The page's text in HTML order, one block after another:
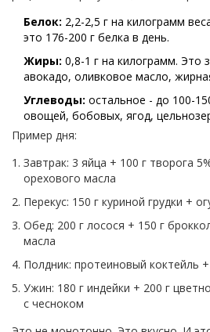
Белок: 2,2-2,5 г на килограмм
это 176-200 г белка в день.
Жиры: 0,8-1 г на килограмм. Это
авокадо, оливковое масло,
Углеводы: остальное - до 100-
овощей, бобовых, ягод,
Пример дня:
Завтрак: 3 яйца + 100 г творога
орехового масла
Перекус: 150 г куриной грудки +
Обед: 200 г лосося + 150 г
масла
Полдник: протеиновый коктейль
Ужин: 180 г индейки + 200 г
с чесноком